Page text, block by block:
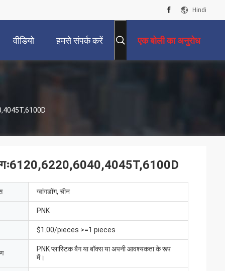
Hindi
वीडियो हमसे संपर्क करें एक बोली का अनुरोध
ग्वांगडोंग, चीन
PNK
$1.00/pieces >=1 pieces
PNK प्लास्टिक बैग या बॉक्स या अपनी आवश्यकता के रूप
में।